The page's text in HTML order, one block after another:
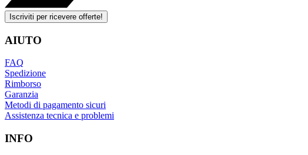
Iscriviti per ricevere offerte!
AIUTO
FAQ
Spedizione
Rimborso
Garanzia
Metodi di pagamento sicuri
Assistenza tecnica e problemi
INFO